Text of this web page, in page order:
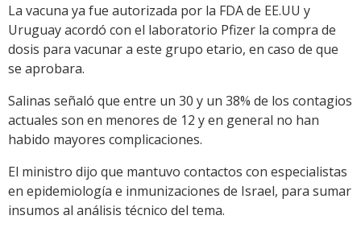
La vacuna ya fue autorizada por la FDA de EE.UU y
Uruguay acordó con el laboratorio Pfizer la compra de
dosis para vacunar a este grupo etario, en caso de que
se aprobara.
Salinas señaló que entre un 30 y un 38% de los contagios
actuales son en menores de 12 y en general no han
habido mayores complicaciones.
El ministro dijo que mantuvo contactos con especialistas
en epidemiología e inmunizaciones de Israel, para sumar
insumos al análisis técnico del tema.